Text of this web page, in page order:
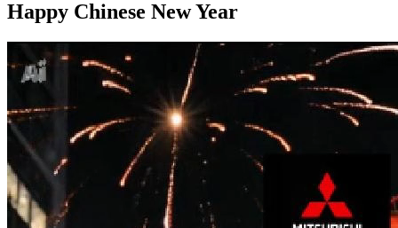
Happy Chinese New Year